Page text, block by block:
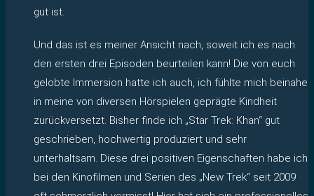
gut ist.
Und das ist es meiner Ansicht nach, soweit ich es nach
den ersten drei Episoden beurteilen kann! Die von euch
gelobte Immersion hatte ich auch, ich fühlte mich beinahe
in meine von diversen Hörspielen geprägte Kindheit
zurückversetzt. Bisher finde ich „Star Trek: Khan“ gut
geschrieben, hochwertig produziert und sehr
unterhaltsam. Diese drei positiven Eigenschaften habe ich
bei den Kinofilmen und Serien des „New Trek“ seit 2009